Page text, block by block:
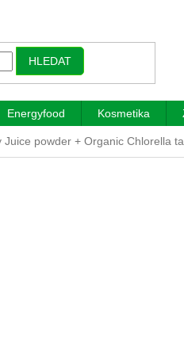
HLEDAT
Energyfood Kosmetika
powder + Organic Chlorella